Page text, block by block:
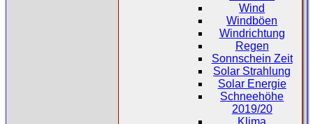
Wind
Windböen
Windrichtung
Regen
Sonnschein Zeit
Solar Strahlung
Solar Energie
Schneehöhe
2019/20
Klima